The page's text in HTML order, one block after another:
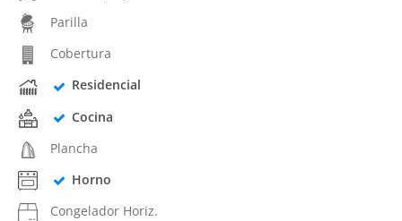
Parilla
Cobertura
Residencial
Cocina
Plancha
Horno
Congelador Horiz.